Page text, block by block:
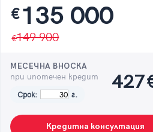
€135 000
149 900
МЕСЕЧНА ВНОСКА
при ипотечен кредит
Срок: г.
427
Кредитна консултация